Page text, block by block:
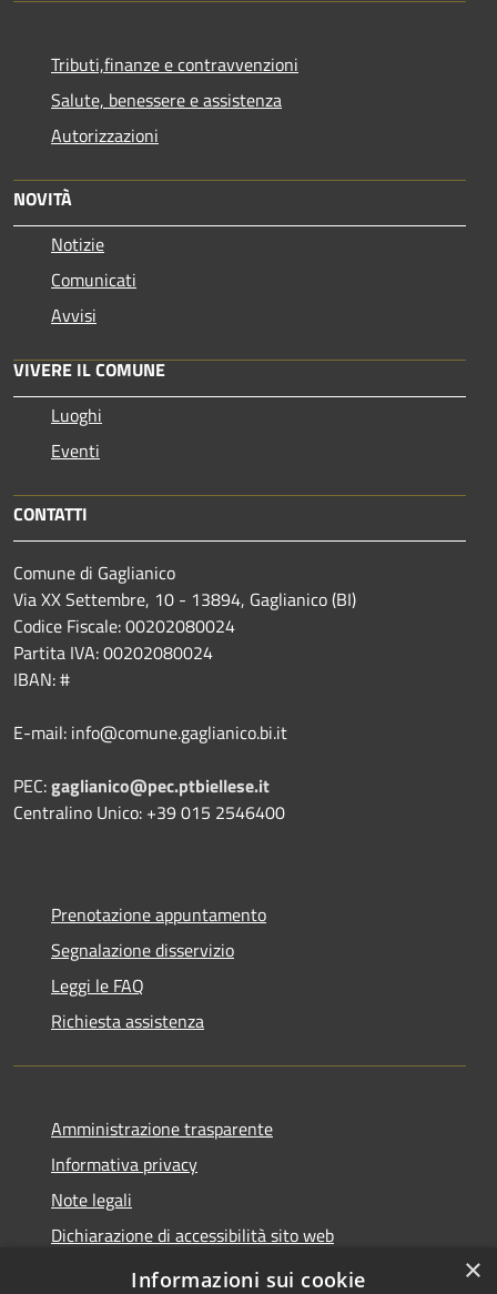
Tributi,finanze e contravvenzioni
Salute, benessere e assistenza
Autorizzazioni
NOVITÀ
Notizie
Comunicati
Avvisi
VIVERE IL COMUNE
Luoghi
Eventi
CONTATTI
Comune di Gaglianico
Via XX Settembre, 10 - 13894, Gaglianico (BI)
Codice Fiscale: 00202080024
Partita IVA: 00202080024
IBAN: #
E-mail: info@comune.gaglianico.bi.it
PEC:gaglianico@pec.ptbiellese.it
Centralino Unico: +39 015 2546400
Prenotazione appuntamento
Segnalazione disservizio
Leggi le FAQ
Richiesta assistenza
Amministrazione trasparente
Informativa privacy
Note legali
Dichiarazione di accessibilità sito web
WhistleblowingPA
×
Informazioni sui cookie